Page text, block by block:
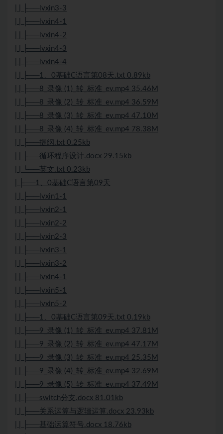
| | ├──lvxin3-3
| | ├──lvxin4-1
| | ├──lvxin4-2
| | ├──lvxin4-3
| | ├──lvxin4-4
| | ├──1、0基础C语言第08天.txt 0.89kb
| | ├──8_录像 (1)_转_标准_ev.mp4 35.46M
| | ├──8_录像 (2)_转_标准_ev.mp4 36.59M
| | ├──8_录像 (3)_转_标准_ev.mp4 47.10M
| | ├──8_录像 (4)_转_标准_ev.mp4 78.38M
| | ├──提纲.txt 0.25kb
| | ├──循环程序设计.docx 29.15kb
| | └──英文.txt 0.23kb
| ├──1、0基础C语言第09天
| | ├──lvxin1-1
| | ├──lvxin2-1
| | ├──lvxin2-2
| | ├──lvxin2-3
| | ├──lvxin3-1
| | ├──lvxin3-2
| | ├──lvxin4-1
| | ├──lvxin5-1
| | ├──lvxin5-2
| | ├──1、0基础C语言第09天.txt 0.19kb
| | ├──9_录像 (1)_转_标准_ev.mp4 37.81M
| | ├──9_录像 (2)_转_标准_ev.mp4 47.17M
| | ├──9_录像 (3)_转_标准_ev.mp4 25.35M
| | ├──9_录像 (4)_转_标准_ev.mp4 32.69M
| | ├──9_录像 (5)_转_标准_ev.mp4 37.49M
| | ├──switch分支.docx 81.01kb
| | ├──关系运算与逻辑运算.docx 23.93kb
| | ├──基础运算符号.docx 18.76kb